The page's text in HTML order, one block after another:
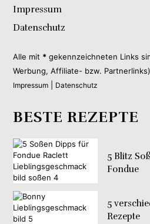
Impressum
Datenschutz
Alle mit * gekennzeichneten Links
Werbung, Affiliate- bzw. Partnerlinks)
Impressum Datenschutz
BESTE REZEPTE
5 Blitz
Fondue
5
Rezepte